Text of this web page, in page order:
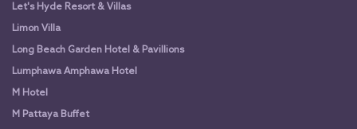
Let's Hyde Resort & Villas
Limon Villa
Long Beach Garden Hotel & Pavillions
Lumphawa Amphawa Hotel
M Hotel
M Pattaya Buffet